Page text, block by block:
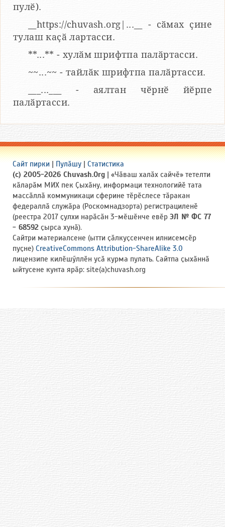
пулӗ).
__https://chuvash.org|...__ - сӑмах ҫине
тулаш каҫӑ лартасси.
**...** - хулӑм шрифтпа палӑртасси.
~~...~~ - тайлӑк шрифтпа палӑртасси.
___...___ - аялтан чӗрнӗ йӗрпе
палӑртасси.
Сайт пирки | Пулӑшу | Статистика
(c) 2005-2026 Chuvash.Org | «Чӑваш халӑх сайчӗ» тетелти
кӑларӑм МИХ пек Ҫыхӑну, информаци технологийӗ тата
массӑллӑ коммуникаци сферине тӗрӗслесе тӑракан
федераллӑ служӑра (Роскомнадзорта) регистрациленӗ
(реестра 2017 ҫулхи нарӑсӑн 3-мӗшӗнче евӗр ЭЛ № ФС 77
- 68592 ҫырса хунӑ).
Сайтри материалсене (ытти ҫӑлкуҫсенчен илнисемсӗр
пуҫне) CreativeCommons Attribution-ShareAlike 3.0
лицензипе килӗшӳллӗн усӑ курма пулать. Сайтпа ҫыхӑннӑ
ыйтусене кунта ярӑр: site(a)chuvash.org